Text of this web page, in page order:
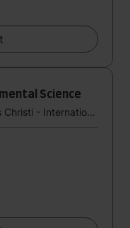
Science
At Texas A&M University - Corpus Christi - International Study Center (StudyGroup)